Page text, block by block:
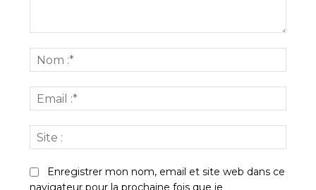
:*
:*
:
Enregistrer mon nom, email et site web dans ce
navigateur pour la prochaine fois que je